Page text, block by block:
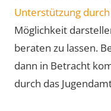
Unterstützung
Möglichkeit
beraten zu lassen.
dann in Betracht
durch das